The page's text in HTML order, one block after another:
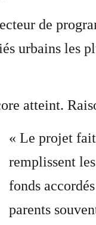
de
urbains les
atteint.
« Le projet
remplissent
fonds
parents